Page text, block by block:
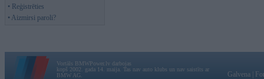
• Reģistrēties
• Aizmirsi paroli?
Vortāls BMWPower.lv darbojas
kopš 2002. gada 14. maija. Tas nav auto klubs un nav saistīts ar
BMW AG.
Galvena